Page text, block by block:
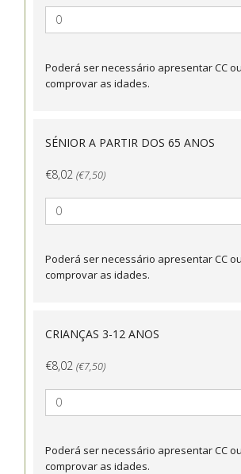
Poderá ser necessário apresentar CC
comprovar as idades.
SÉNIOR A PARTIR DOS 65 ANOS
€8,02 (€7,50)
Poderá ser necessário apresentar CC
comprovar as idades.
CRIANÇAS 3-12 ANOS
€8,02 (€7,50)
Poderá ser necessário apresentar CC
comprovar as idades.